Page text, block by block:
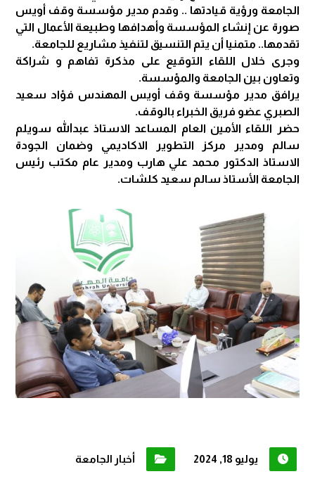
الجامعة ورؤية قيادتها .. وقدم مدير مؤسسة وقف أويس
صورة عن إنشاء المؤسسة وأهدافها وطبيعة الأعمال التي
تقدمها.. متمنيا أن يتم التنسيق لتنفيذ مشاريع للجامعة.
وجرى خلال اللقاء التوقيع على مذكرة تفاهم و شراكة
وتعاون بين الجامعة والمؤسسة.
يرافق مدير مؤسسة وقف أويس المهندس فؤاد سعيد
الصبري عضو فريق الخبراء بالوقف.
حضر اللقاء الأمين العام المساعد الاستاذ عبدالله سويلم
سالم ومدير مركز التطوير الاكاديمي وضمان الجودة
الاستاذ الدكتور محمد علي هارب ومدير عام مكتب رئيس
الجامعة الأستاذ سالم سعيد كلشات.
يوليو 18, 2024 أخبار الجامعة